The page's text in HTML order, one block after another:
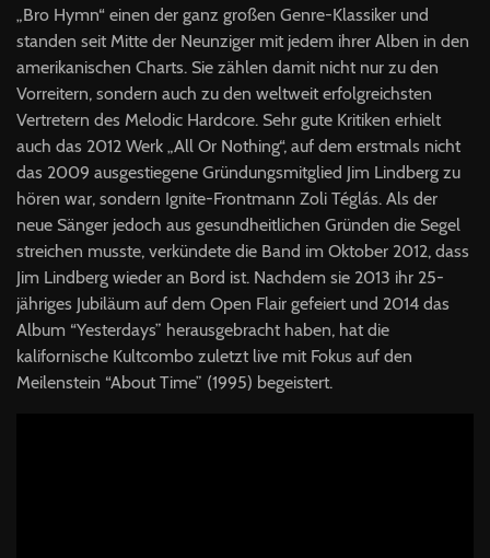
„Bro Hymn“ einen der ganz großen Genre-Klassiker und
standen seit Mitte der Neunziger mit jedem ihrer Alben in den
amerikanischen Charts. Sie zählen damit nicht nur zu den
Vorreitern, sondern auch zu den weltweit erfolgreichsten
Vertretern des Melodic Hardcore. Sehr gute Kritiken erhielt
auch das 2012 Werk „All Or Nothing“, auf dem erstmals nicht
das 2009 ausgestiegene Gründungsmitglied Jim Lindberg zu
hören war, sondern Ignite-Frontmann Zoli Téglás. Als der
neue Sänger jedoch aus gesundheitlichen Gründen die Segel
streichen musste, verkündete die Band im Oktober 2012, dass
Jim Lindberg wieder an Bord ist. Nachdem sie 2013 ihr 25-
jähriges Jubiläum auf dem Open Flair gefeiert und 2014 das
Album “Yesterdays” herausgebracht haben, hat die
kalifornische Kultcombo zuletzt live mit Fokus auf den
Meilenstein “About Time” (1995) begeistert.